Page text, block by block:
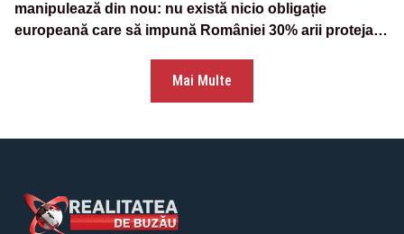
manipulează din nou: nu există nicio obligație
europeană care să impună României 30% arii protejate
Mai Multe